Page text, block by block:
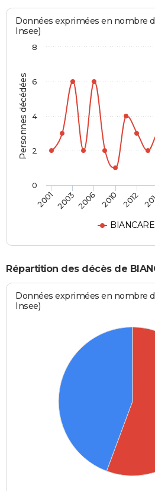
Personnes décédées
Données exprimées en nombre
Insee)
2001 20032006 2010 2012
0
2
4
6
8
Répartition des décès de
Données exprimées en nombre
Insee)